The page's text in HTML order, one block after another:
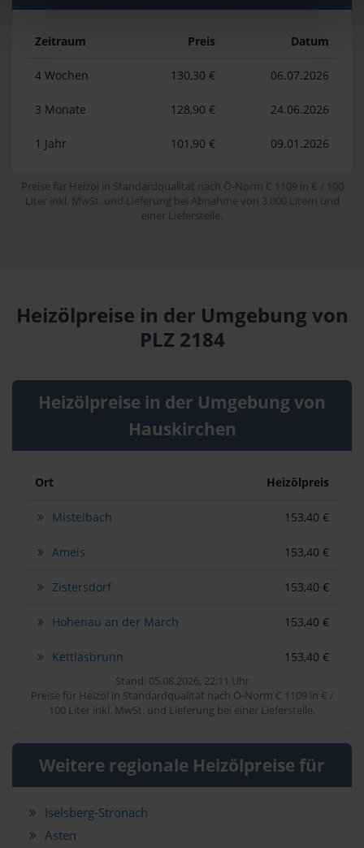
Zeitraum Preis Datum
4 Wochen 130,30 € 06.07.2026
3 Monate 128,90 € 24.06.2026
1 Jahr 101,90 € 09.01.2026
Preise für Heizöl in Standardqualität nach Ö-Norm C 1109 in € / 100
Liter inkl. MwSt. und Lieferung bei Abnahme von 3.000 Litern und
einer Lieferstelle.
Heizölpreise in der Umgebung von
PLZ 2184
Heizölpreise in der Umgebung von
Hauskirchen
Ort Heizölpreis
Mistelbach 153,40 €
Ameis 153,40 €
Zistersdorf 153,40 €
Hohenau an der March 153,40 €
Kettlasbrunn 153,40 €
Stand: 05.08.2026, 22:11 Uhr
Preise für Heizöl in Standardqualität nach Ö-Norm C 1109 in € /
100 Liter inkl. MwSt. und Lieferung bei einer Lieferstelle.
Weitere regionale Heizölpreise für
Iselsberg-Stronach
Asten